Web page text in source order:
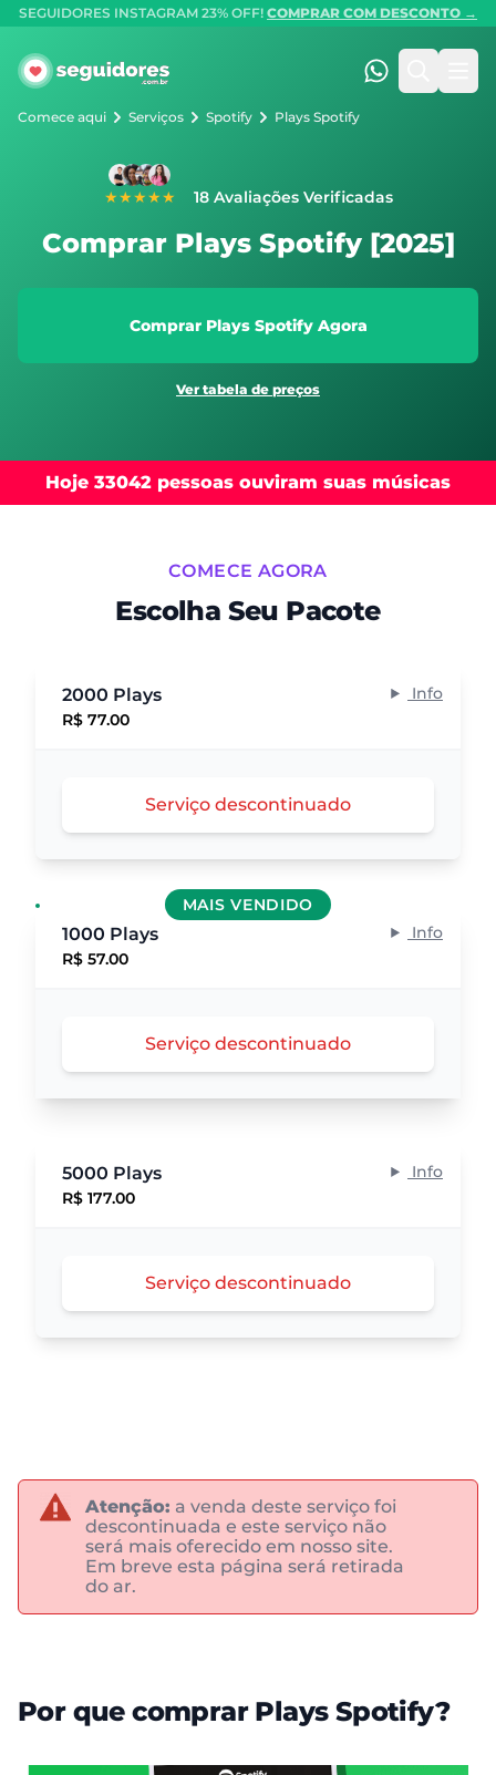
SEGUIDORES INSTAGRAM 23% OFF! COMPRAR COM DESCONTO →
Seguidores.com.br
(47) 99247-
Comece aqui Serviços Spotify Plays Spotify
★★★★★ 18 Avaliações Verificadas
Comprar Plays Spotify [2025]
Comprar Plays Spotify Agora
Ver tabela de preços
Hoje 33042 pessoas ouviram suas músicas
COMECE AGORA
Escolha Seu Pacote
2000 Plays
R$ 77.00
Info
Serviço descontinuado
MAIS VENDIDO
1000 Plays
R$ 57.00
Info
Serviço descontinuado
5000 Plays
R$ 177.00
Info
Serviço descontinuado
Atenção: a venda deste serviço foi
descontinuada e este serviço não
será mais oferecido em nosso site.
Em breve esta página será retirada
do ar.
Por que comprar Plays Spotify?